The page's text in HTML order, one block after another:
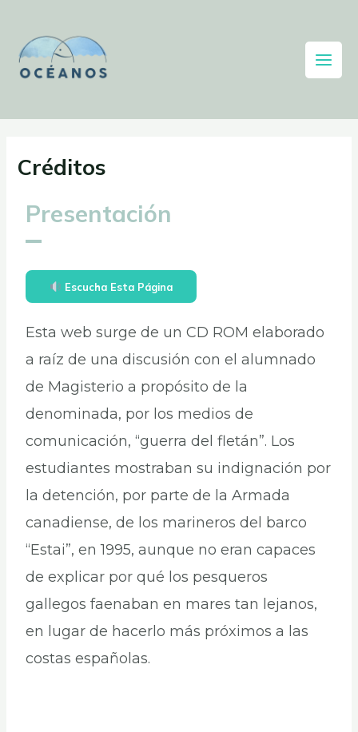
Créditos
Presentación
Escucha Esta Página
Esta web surge de un CD ROM elaborado
a raíz de una discusión con el alumnado
de Magisterio a propósito de la
denominada, por los medios de
comunicación, “guerra del fletán”. Los
estudiantes mostraban su indignación por
la detención, por parte de la Armada
canadiense, de los marineros del barco
“Estai”, en 1995, aunque no eran capaces
de explicar por qué los pesqueros
gallegos faenaban en mares tan lejanos,
en lugar de hacerlo más próximos a las
costas españolas.